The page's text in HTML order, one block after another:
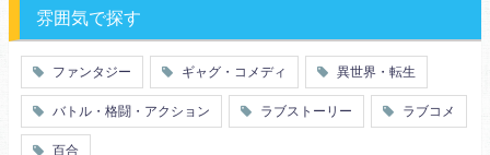
特殊能力
百合
ドロ沼
萌え系
青春
仲間
幼なじみ
オタク
動物
ツンデレ
雰囲気で探す
ファンタジー ギャグ・コメディ 異世界・転生
バトル・格闘・アクション ラブストーリー ラブコメ
百合